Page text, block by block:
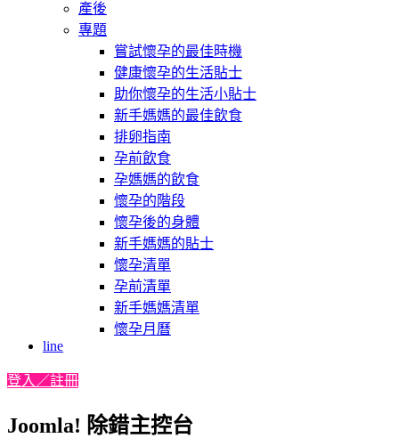
產後
專題
嘗試懷孕的最佳時機
健康懷孕的生活貼士
助你懷孕的生活小貼士
新手媽媽的最佳飲食
排卵指南
孕前飲食
孕媽媽的飲食
懷孕的階段
懷孕後的身體
新手媽媽的貼士
懷孕清單
孕前清單
新手媽媽清單
懷孕月曆
line
登入／註冊
Joomla! 除錯主控台